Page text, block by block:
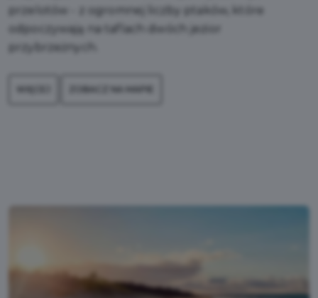
przelotów - z ogromnej liczby ptaków, które
odpoczywają na taflach dwóch jezior